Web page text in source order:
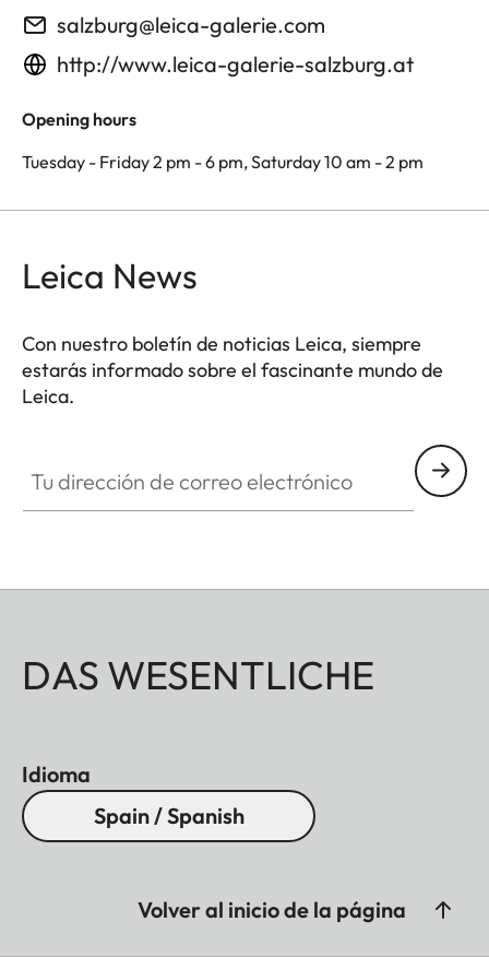
salzburg@leica-galerie.com
http://www.leica-galerie-salzburg.at
Opening hours
Tuesday - Friday 2 pm - 6 pm, Saturday 10 am - 2 pm
Leica News
Con nuestro boletín de noticias Leica, siempre
estarás informado sobre el fascinante mundo de
Leica.
DAS WESENTLICHE
Idioma
Spain / Spanish
Volver al inicio de la página